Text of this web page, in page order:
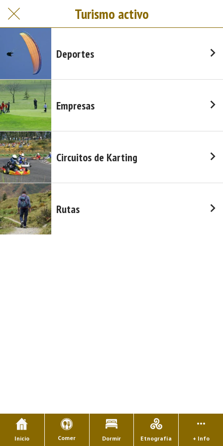
Turismo activo
Deportes
Empresas
Circuitos de Karting
Rutas
Inicio Comer Dormir Etnografía + Info